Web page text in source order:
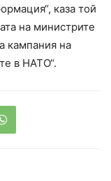
каза той
на министрите
кампания на
в НАТО“.